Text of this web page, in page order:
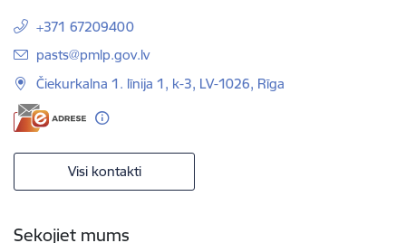
+371 67209400
E-pasts:
pasts@pmlp.gov.lv
Čiekurkalna 1. līnija 1, k-3, LV-1026, Rīga
Visi kontakti
Sekojiet mums